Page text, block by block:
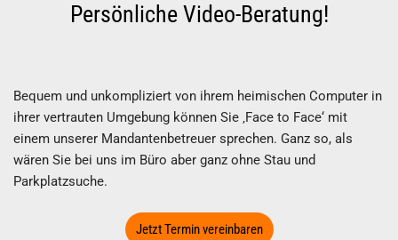
Persönliche Video-Beratung!
Bequem und unkompliziert von ihrem heimischen Computer in
ihrer vertrauten Umgebung können Sie ‚Face to Face‘ mit
einem unserer Mandantenbetreuer sprechen. Ganz so, als
wären Sie bei uns im Büro aber ganz ohne Stau und
Parkplatzsuche.
Jetzt Termin vereinbaren